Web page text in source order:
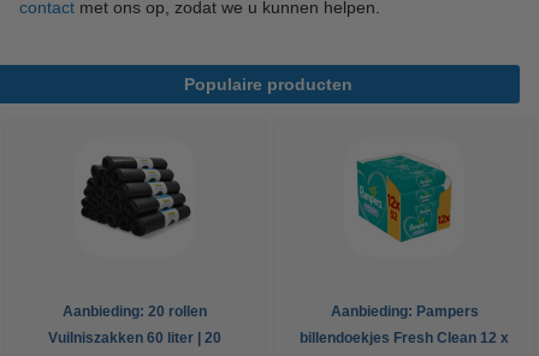
contact met ons op, zodat we u kunnen helpen.
Populaire producten
Aanbieding: 20 rollen
Vuilniszakken 60 liter | 20
Aanbieding: Pampers
billendoekjes Fresh Clean 12 x